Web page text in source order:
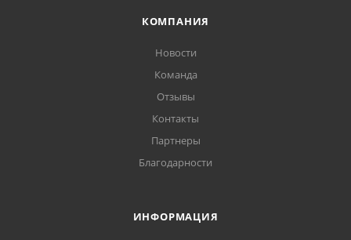
КОМПАНИЯ
Новости
Команда
Отзывы
Контакты
Партнеры
Благодарности
ИНФОРМАЦИЯ